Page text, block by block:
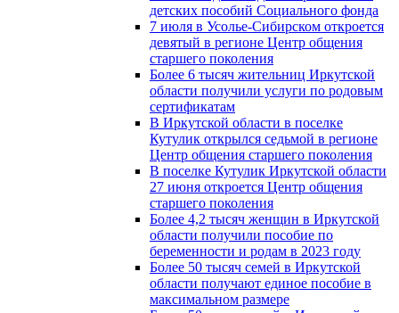
детских пособий Социального фонда
7 июля в Усолье-Сибирском откроется
девятый в регионе Центр общения
старшего поколения
Более 6 тысяч жительниц Иркутской
области получили услуги по родовым
сертификатам
В Иркутской области в поселке
Кутулик открылся седьмой в регионе
Центр общения старшего поколения
В поселке Кутулик Иркутской области
27 июня откроется Центр общения
старшего поколения
Более 4,2 тысяч женщин в Иркутской
области получили пособие по
беременности и родам в 2023 году
Более 50 тысяч семей в Иркутской
области получают единое пособие в
максимальном размере